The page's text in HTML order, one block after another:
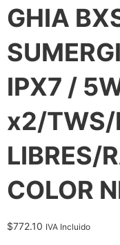
GHIA
IPX7 /
x2/TWS/
LIBRES/
COLOR
$772.10 IVA Incluido